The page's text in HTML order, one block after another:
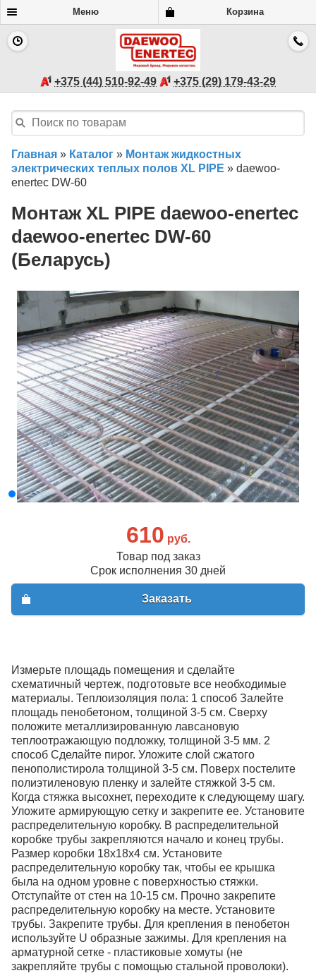
Меню Корзина
+375 (44) 510-92-49 +375 (29) 179-43-29
Главная » Каталог » Монтаж жидкостных
электрических теплых полов XL PIPE » daewoo-
enertec DW-60
Монтаж XL PIPE daewoo-enertec
daewoo-enertec DW-60
(Беларусь)
610 руб.
Товар под заказ
Срок исполнения 30 дней
Заказать
Измерьте площадь помещения и сделайте
схематичный чертеж, подготовьте все необходимые
материалы. Теплоизоляция пола: 1 способ Залейте
площадь пенобетоном, толщиной 3-5 см. Сверху
положите металлизированную лавсановую
теплоотражающую подложку, толщиной 3-5 мм. 2
способ Сделайте пирог. Уложите слой сжатого
пенополистирола толщиной 3-5 см. Поверх постелите
полиэтиленовую пленку и залейте стяжкой 3-5 см.
Когда стяжка высохнет, переходите к следующему шагу.
Уложите армирующую сетку и закрепите ее. Установите
распределительную коробку. В распределительной
коробке трубы закрепляются начало и конец трубы.
Размер коробки 18х18х4 см. Установите
распределительную коробку так, чтобы ее крышка
была на одном уровне с поверхностью стяжки.
Отступайте от стен на 10-15 см. Прочно закрепите
распределительную коробку на месте. Установите
трубы. Закрепите трубы. Для крепления в пенобетон
используйте U образные зажимы. Для крепления на
арматурной сетке - пластиковые хомуты (не
закрепляйте трубы с помощью стальной проволоки).